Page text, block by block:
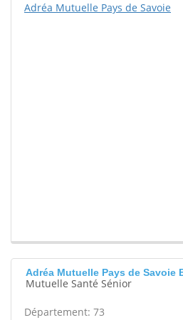
Adréa Mutuelle Pays de Savoie
Adréa Mutuelle Pays de Savoie
Mutuelle Santé Sénior
Département: 73